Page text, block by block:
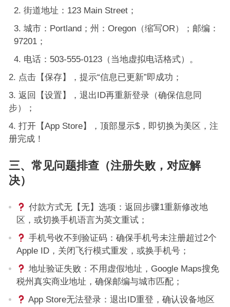
街道地址：123 Main Street；
城市：Portland；州：Oregon（缩写OR）；邮编：
97201；
电话：503-555-0123（当地虚拟电话格式）。
点击【保存】，提示“信息已更新”即成功；
返回【设置】，退出ID再重新登录（确保信息同
步）；
打开【App Store】，顶部显示$，即切换为美区，注
册完成！
三、常见问题排查（注册失败，对应解
决）
付款方式无【无】选项：返回步骤1重新修改地
区，或切换手机语言为英文重试；
手机号收不到验证码：确保手机号未注册超过2个
Apple ID，关闭飞行模式重发，或换手机号；
地址验证失败：不用虚假地址，Google Maps搜免
税州真实商业地址，确保邮编与城市匹配；
App Store无法登录：退出ID重登，确认设备地区